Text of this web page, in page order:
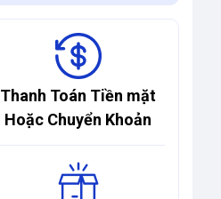
Thanh Toán Tiền mặt
Hoặc Chuyển Khoản